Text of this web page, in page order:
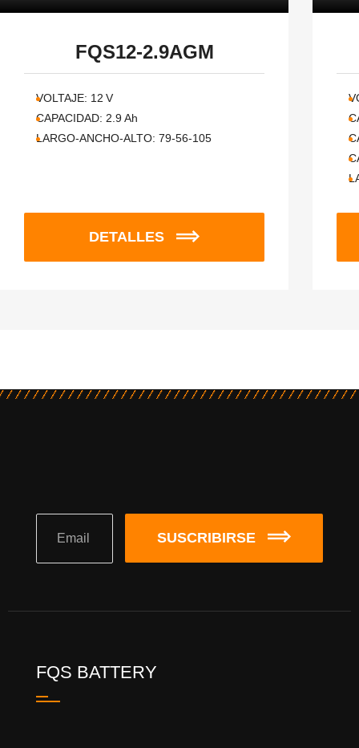
FQS12-2.9AGM
VOLTAJE: 12 V
CAPACIDAD: 2.9Ah
LARGO-ANCHO-ALTO: 79-56-105
DETALLES
SUSCRIBIRSE
FQS BATTERY